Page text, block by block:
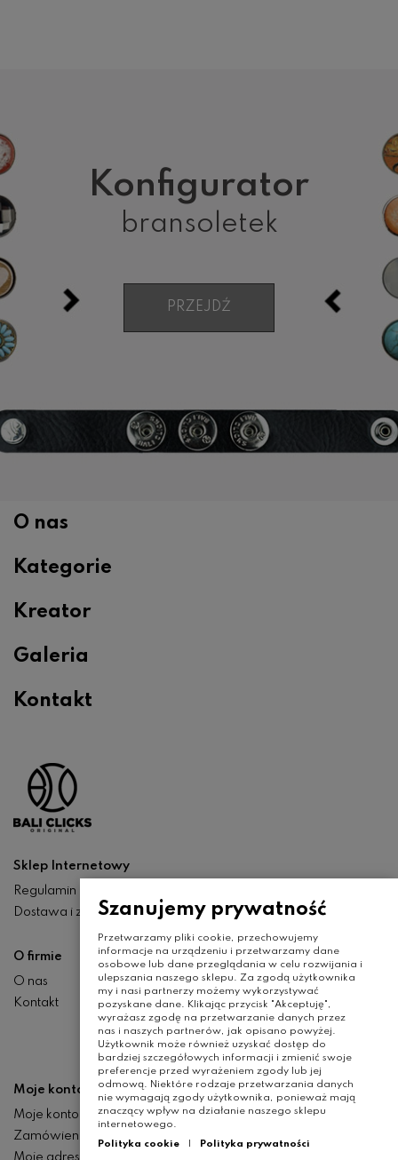
Konfigurator
bransoletek
PRZEJDŹ
O nas
Kategorie
Kreator
Galeria
Kontakt
Sklep Internetowy
Regulamin
Dostawa i zwroty
O firmie
O nas
Kontakt
Moje konto
Moje konto
Zamówienia
Moje adresy
Szanujemy prywatność
Przetwarzamy pliki cookie, przechowujemy
informacje na urządzeniu i przetwarzamy dane
osobowe lub dane przeglądania w celu rozwijania i
ulepszania naszego sklepu. Za zgodą użytkownika
my i nasi partnerzy możemy wykorzystywać
pozyskane dane. Klikając przycisk "Akceptuję",
wyrażasz zgodę na przetwarzanie danych przez
nas i naszych partnerów, jak opisano powyżej.
Użytkownik może również uzyskać dostęp do
bardziej szczegółowych informacji i zmienić swoje
preferencje przed wyrażeniem zgody lub jej
odmową. Niektóre rodzaje przetwarzania danych
nie wymagają zgody użytkownika, ponieważ mają
znaczący wpływ na działanie naszego sklepu
internetowego.
Polityka cookie
Polityka prywatności